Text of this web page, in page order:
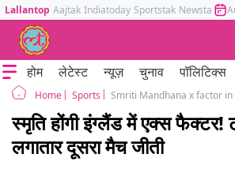
Lallantop Aajtak Indiatoday Sportstak Newstak
होम लेटेस्ट न्यूज़ चुनाव पॉलिटिक्स
Home Sports
स्मृति होंगी इंग्लैंड में एक्स फैक्टर!
लगातार दूसरा मैच जीती